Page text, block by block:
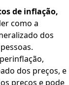
de inflação,
como a
dos
dos preços, e
preços e pode